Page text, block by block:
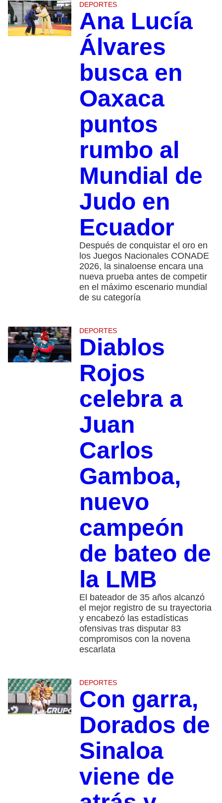
DEPORTES
Ana Lucía
Álvares
busca en
Oaxaca
puntos
rumbo al
Mundial de
Judo en
Ecuador
Después de conquistar el oro en
los Juegos Nacionales CONADE
2026, la sinaloense encara una
nueva prueba antes de competir
en el máximo escenario mundial
de su categoría
DEPORTES
Diablos
Rojos
celebra a
Juan
Carlos
Gamboa,
nuevo
campeón
de bateo de
la LMB
El bateador de 35 años alcanzó
el mejor registro de su trayectoria
y encabezó las estadísticas
ofensivas tras disputar 83
compromisos con la novena
escarlata
DEPORTES
Con garra,
Dorados de
Sinaloa
viene de